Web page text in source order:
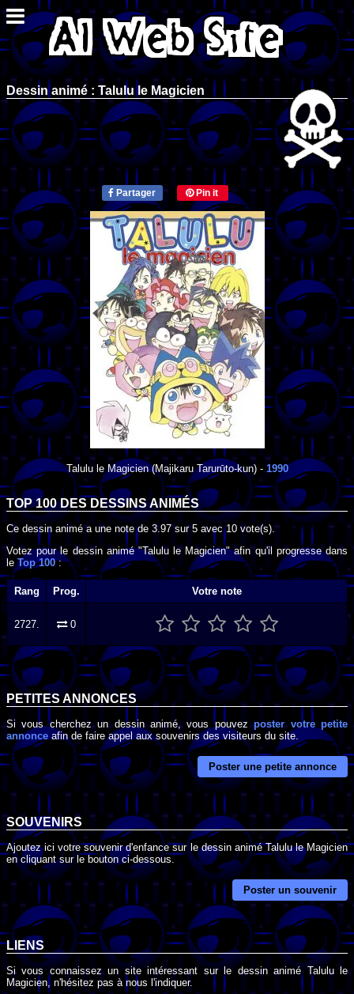
Dessin animé : Talulu le Magicien
Partager Pin it
Talulu le Magicien(Majikaru Tarurūto-kun) - 1990
TOP 100 DES DESSINS ANIMÉS
Ce dessin animé a une note de 3.97sur5 avec10 vote(s).
Votez pour le dessin animé "Talulu le Magicien" afin qu'il progresse dans
leTop 100:
Rang Prog. Votre note
2727. 0
PETITES ANNONCES
Si vous cherchez un dessin animé, vous pouvezposter votre petite
annonce afin de faire appel aux souvenirs des visiteurs du site.
Poster une petite annonce
SOUVENIRS
Ajoutez ici votre souvenir d'enfance sur le dessin animé Talulu le Magicien
en cliquant sur le bouton ci-dessous.
Poster un souvenir
LIENS
Si vous connaissez un site intéressant sur le dessin animé Talulu le
Magicien, n'hésitez pas à nous l'indiquer.